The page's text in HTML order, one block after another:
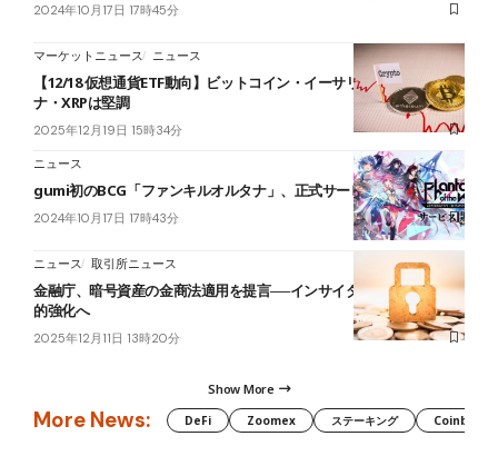
2024年10月17日 17時45分
マーケットニュース ニュース
【12/18 仮想通貨ETF動向】ビットコイン・イーサリアム流出、ソラ
ナ・XRPは堅調
2025年12月19日 15時34分
ニュース
gumi初のBCG「ファンキルオルタナ」、正式サービス開始
2024年10月17日 17時43分
ニュース 取引所ニュース
金融庁、暗号資産の金商法適用を提言──インサイダー規制など包括
的強化へ
2025年12月11日 13時20分
Show More
More News: DeFi Zoomex ステーキング Coinbase